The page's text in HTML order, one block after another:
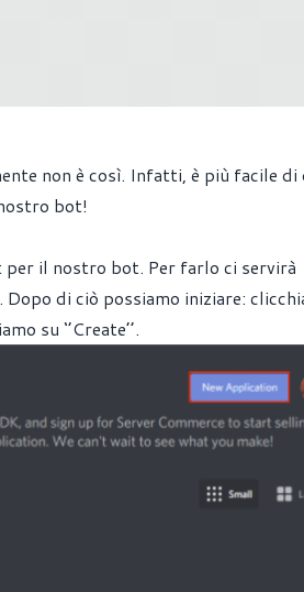
non è così. Infatti, è più facile di
bot!
per il nostro bot. Per farlo ci servirà
. Dopo di ciò possiamo iniziare:
su ‘’Create’’.